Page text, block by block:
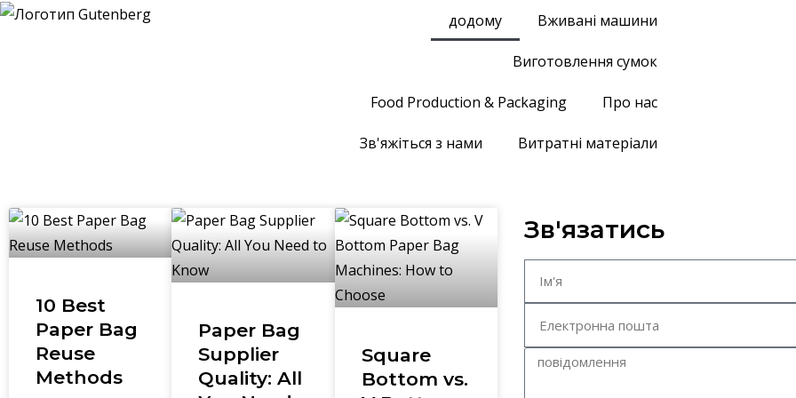
додому Вживані машини
Виготовлення сумок
Food Production & Packaging Про нас
Зв'яжіться з нами Витратні матеріали
10 Best
Paper Bag
Reuse
Methods
Paper Bag
Supplier
Quality: All
Square
Bottom vs.
Зв'язатись